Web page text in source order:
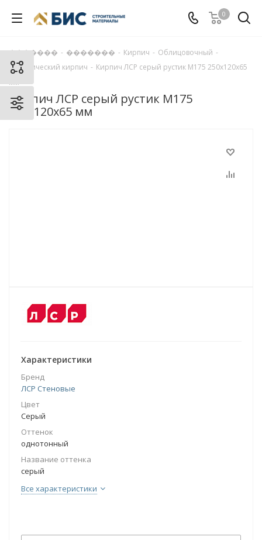
0
������� - ������� - Кирпич - Облицовочный -
Керамический кирпич - Кирпич ЛСР серый рустик М175 250x120x65
мм
Кирпич ЛСР серый рустик М175
250x120x65 мм
Характеристики
Бренд
ЛСР Стеновые
Цвет
Серый
Оттенок
однотонный
Название оттенка
серый
Все характеристики